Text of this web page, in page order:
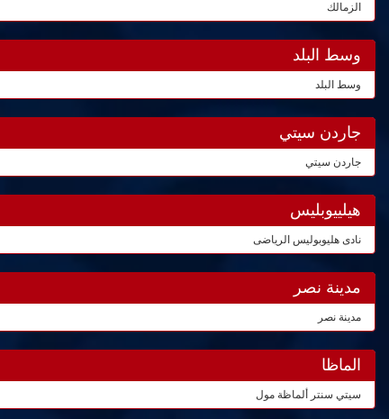
الزمالك
وسط البلد
وسط البلد
جاردن سيتي
جاردن سيتي
هيلييوبليس
نادى هليوبوليس الرياضى
مدينة نصر
مدينة نصر
الماظا
سيتي سنتر ألماظة مول